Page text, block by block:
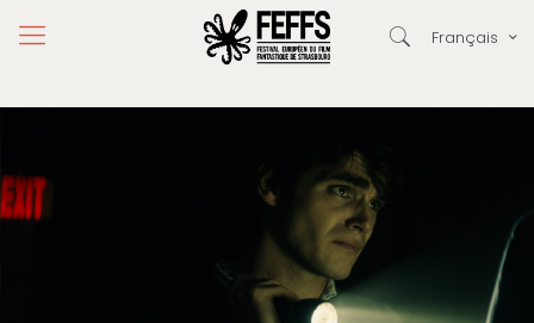
Français